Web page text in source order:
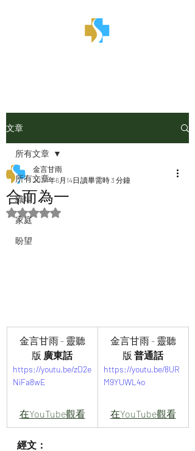
文章
所有文章
職場
家庭
盼望
所有文章
合而為一
金言甘雨
2024年6月14日 讀畢需時 3 分鐘
評等為 NaN（最高為 5 顆星）。
金言甘雨 - 靈聽
版 廣東話
https://youtu.be/zD2e
NiFa8wE
在YouTube觀看
金言甘雨 - 靈聽
版 普通話
https://youtu.be/8UR
M9YUWL4o
在YouTube觀看
經文：